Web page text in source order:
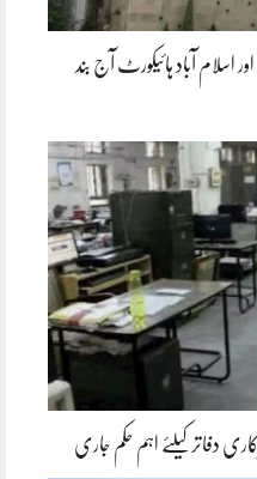
اسلام آباد ہائیکورٹ آج بند
دفاتر کیلئے اہم حکم جاری